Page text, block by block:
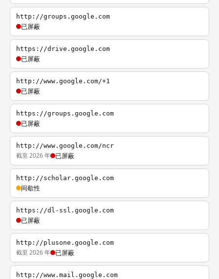
http://groups.google.com
已屏蔽
https://drive.google.com
已屏蔽
http://www.google.com/+1
已屏蔽
https://groups.google.com
已屏蔽
http://www.google.com/ncr
截至 2026 年 已屏蔽
http://scholar.google.com
间歇性
https://dl-ssl.google.com
已屏蔽
http://plusone.google.com
截至 2026 年 已屏蔽
http://www.mail.google.com